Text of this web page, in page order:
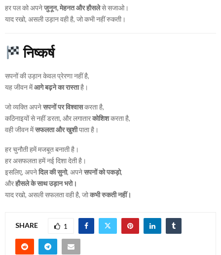
हर पल को अपनेजुनून, मेहनत और हौसलेसे सजाओ।
याद रखो, असली उड़ान वही है, जो कभी नहीं रुकती।
निष्कर्ष
सपनों की उड़ान केवल प्रेरणा नहीं है,
यह जीवन मेंआगे बढ़ने का रास्ताहै।
जो व्यक्ति अपनेसपनों पर विश्वासकरता है,
कठिनाइयों से नहीं डरता, और लगातारकोशिशकरता है,
वही जीवन मेंसफलता और खुशीपाता है।
हर चुनौती हमें मजबूत बनाती है।
हर असफलता हमें नई दिशा देती है।
इसलिए, अपनेदिल की सुनो, अपनेसपनों को पकड़ो,
औरहौसले के साथ उड़ान भरो।
याद रखो, असली सफलता वही है, जोकभी रुकती नहीं।
SHARE 1